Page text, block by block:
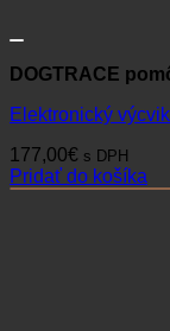
DOGTRACE
Elektronický
177,00€ s DPH
Pridať do košíka